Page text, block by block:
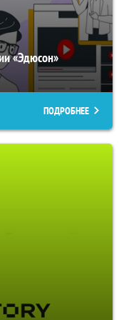
«Эдюсон»
ПОДРОБНЕЕ